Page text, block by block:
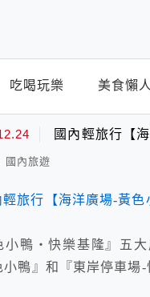
吃喝玩樂 美食懶
黃色小鴨國內輕旅行【
國內旅遊
小鴨‧快樂基隆』五
小鴨』和『東岸停車場